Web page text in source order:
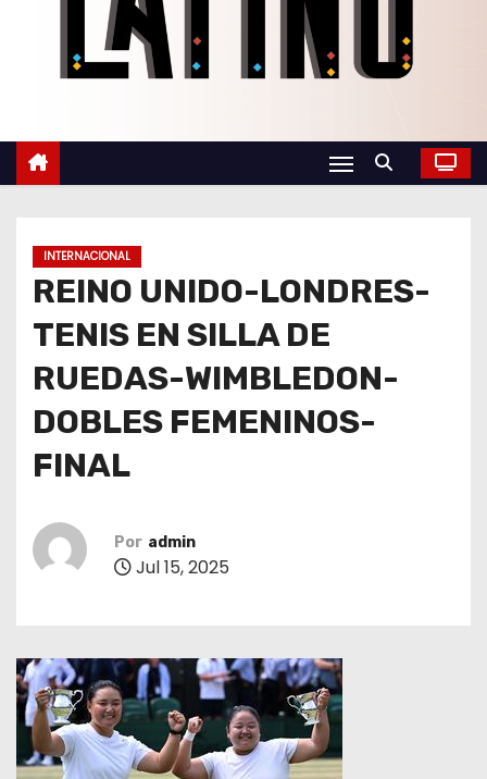
INTERNACIONAL
REINO UNIDO-LONDRES-
TENIS EN SILLA DE
RUEDAS-WIMBLEDON-
DOBLES FEMENINOS-
FINAL
Por admin
Jul 15, 2025